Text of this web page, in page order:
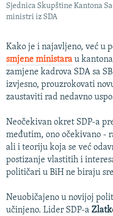
POPLAVE I KLIZIŠTA U BIH 2024.
POST SCRIPTUM
MOJA EVROPA
TRI DECENIJE OD RATA U BIH
SVE KARTE DEJTONA
NASTANAK I RASPAD JUGOSLAVIJE
Sjednica Skupštine Kantona
ministri iz SDA
Kako je i najavljeno, već u
smjene ministara u
zamjene kadrova SDA sa
izvjesno, prouzrokovati
zaustaviti rad nedavno
Neočekivan okret SDP-a
međutim, ono očekivano -
ali i teoriju koja se već
postizanje vlastitih i
političari u BiH ne biraju
Neuobičajeno u novijoj
učinjeno. Lider SDP-a